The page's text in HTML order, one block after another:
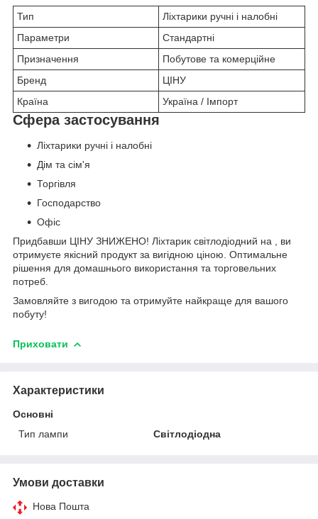
Тип
Ліхтарики ручні і налобні
Параметри
Стандартні
Призначення
Побутове та комерційне
Бренд
ЦІНУ
Країна
Україна / Імпорт
Сфера застосування
Ліхтарики ручні і налобні
Дім та сім'я
Торгівля
Господарство
Офіс
Придбавши ЦІНУ ЗНИЖЕНО! Ліхтарик світлодіодний на , ви
отримуєте якісний продукт за вигідною ціною. Оптимальне
рішення для домашнього використання та торговельних
потреб.
Замовляйте з вигодою та отримуйте найкраще для вашого
побуту!
Приховати
Характеристики
Основні
Тип лампи
Світлодіодна
Умови доставки
Нова Пошта